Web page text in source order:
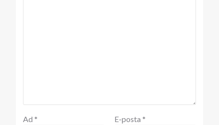
Ad * E-posta *